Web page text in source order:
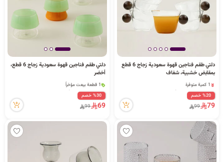
دلتي طقم فناجين قهوة سعودية زجاج 6 قطع
بمقابض خشبية، شفاف
1 كمية متوفرة
1 قطعة بيعت مؤخراً
20 مشاهدة مؤخراً
1 كمية متوفرة
20 مشاهدة مؤخراً
%20 خصم
79
99
دلتي طقم فناجين قهوة سعودية زجاج 6 قطع،
أخضر
1 قطعة بيعت مؤخراً
17 مشاهدة مؤخراً
1 قطعة بيعت مؤخراً
17 مشاهدة مؤخراً
%30 خصم
69
99